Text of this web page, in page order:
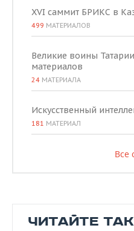
XVI саммит БРИКС в
499 МАТЕРИАЛОВ
Великие воины
материалов
24 МАТЕРИАЛА
Искусственный
181 МАТЕРИАЛ
Все
ЧИТАЙТЕ